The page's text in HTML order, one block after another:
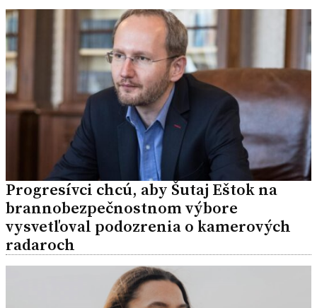
Progresívci chcú, aby Šutaj Eštok na
brannobezpečnostnom výbore
vysvetľoval podozrenia o kamerových
radaroch